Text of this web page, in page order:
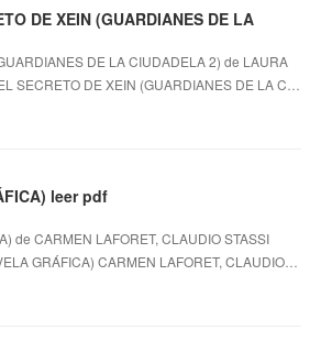
DE XEIN (GUARDIANES DE LA
DE LA CIUDADELA 2) de LAURA
SECRETO DE XEIN (GUARDIANES DE LA C…
leer pdf
de CARMEN LAFORET, CLAUDIO STASSI
GRÁFICA) CARMEN LAFORET, CLAUDIO…